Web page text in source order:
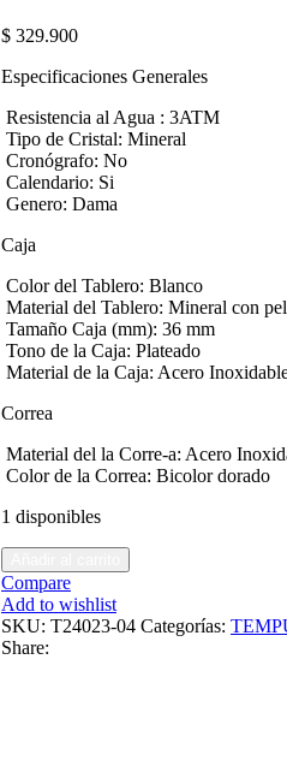
$ 329.900
Especificaciones Generales
Resistencia al Agua : 3ATM
Tipo de Cristal: Mineral
Cronógrafo: No
Calendario: Si
Genero: Dama
Caja
Color del Tablero: Blanco
Material del Tablero: Mineral con
Tamaño Caja (mm): 36 mm
Tono de la Caja: Plateado
Material de la Caja: Acero
Correa
Material del la Corre-a: Acero
Color de la Correa: Bicolor dorado
1 disponibles
Compare
Add to wishlist
SKU: T24023-04 Categorías:
Share: